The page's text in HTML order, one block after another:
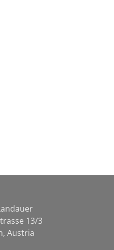
13/3
Austria